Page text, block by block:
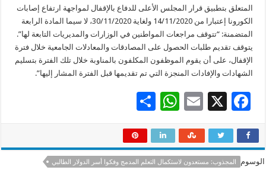
المتعلق بتطبيق قرار المجلس الأعلى للدفاع بالإقفال لمواجهة ارتفاع إصابات
الكورونا إعتبارا من 14/11/2020 ولغاية 30/11/2020، لا سيما المادة الرابعة
المتضمنة: “تتوقف مراجعات المواطنين في الوزارات والمديريات التابعة لها”.
يتوقف تقديم طلبات الحصول على المصادقات والمعادلات الجامعية خلال فترة
الإقفال، على أن يقوم الموظفون المكلفون بالمناوبة خلال تلك الفترة بتسليم
الشهادات والإفادات المنجزة التي تم تقديمها قبل الفترة المشار إليها”.
F
e
b
X
E
ai
l
W
at
sA
ar
e
الوسوم المجذوب: مستعدون لاستكمال التعلم المدمج وفكوا أسر الدولار الطالبي